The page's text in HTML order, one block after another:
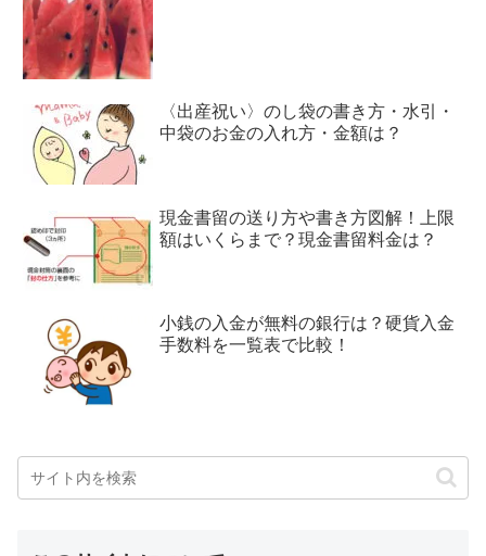
〈出産祝い〉のし袋の書き方・水引・
中袋のお金の入れ方・金額は？
現金書留の送り方や書き方図解！上限
額はいくらまで？現金書留料金は？
小銭の入金が無料の銀行は？硬貨入金
手数料を一覧表で比較！